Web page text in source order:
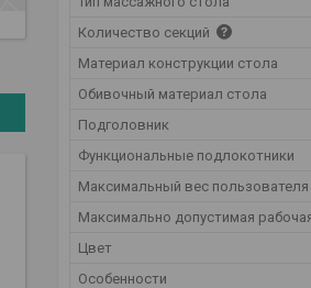
Количество секций
Материал конструкции стола
Обивочный материал стола
Подголовник
Функциональные подлокотники
Максимальный вес пользователя
Максимально допустимая
Цвет
Особенности